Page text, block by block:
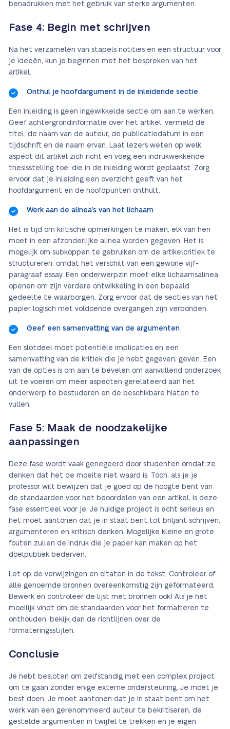
benadrukken met het gebruik van sterke argumenten.
Fase 4: Begin met schrijven
Na het verzamelen van stapels notities en een structuur voor
je ideeën, kun je beginnen met het bespreken van het
artikel.
Onthul je hoofdargument in de inleidende sectie
Een inleiding is geen ingewikkelde sectie om aan te werken.
Geef achtergrondinformatie over het artikel, vermeld de
titel, de naam van de auteur, de publicatiedatum in een
tijdschrift en de naam ervan. Laat lezers weten op welk
aspect dit artikel zich richt en voeg een indrukwekkende
thesisstelling toe, die in de inleiding wordt geplaatst. Zorg
ervoor dat je inleiding een overzicht geeft van het
hoofdargument en de hoofdpunten onthult.
Werk aan de alinea’s van het lichaam
Het is tijd om kritische opmerkingen te maken, elk van hen
moet in een afzonderlijke alinea worden gegeven. Het is
mogelijk om subkoppen te gebruiken om de artikelcritiek te
structureren, omdat het verschilt van een gewone vijf-
paragraaf essay. Een onderwerpzin moet elke lichaamsalinea
openen om zijn verdere ontwikkeling in een bepaald
gedeelte te waarborgen. Zorg ervoor dat de secties van het
papier logisch met voldoende overgangen zijn verbonden.
Geef een samenvatting van de argumenten
Een slotdeel moet potentiële implicaties en een
samenvatting van de kritiek die je hebt gegeven, geven. Een
van de opties is om aan te bevelen om aanvullend onderzoek
uit te voeren om meer aspecten gerelateerd aan het
onderwerp te bestuderen en de beschikbare hiaten te
vullen.
Fase 5: Maak de noodzakelijke
aanpassingen
Deze fase wordt vaak genegeerd door studenten omdat ze
denken dat het de moeite niet waard is. Toch, als je je
professor wilt bewijzen dat je goed op de hoogte bent van
de standaarden voor het beoordelen van een artikel, is deze
fase essentieel voor je. Je huidige project is echt serieus en
het moet aantonen dat je in staat bent tot briljant schrijven,
argumenteren en kritisch denken. Mogelijke kleine en grote
fouten zullen de indruk die je paper kan maken op het
doelpubliek bederven.
Let op de verwijzingen en citaten in de tekst. Controleer of
alle genoemde bronnen overeenkomstig zijn geformateerd.
Bewerk en controleer de lijst met bronnen ook! Als je het
moeilijk vindt om de standaarden voor het formatteren te
onthouden, bekijk dan de richtlijnen over de
formateringsstijlen.
Conclusie
Je hebt besloten om zelfstandig met een complex project
om te gaan zonder enige externe ondersteuning. Je moet je
best doen. Je moet aantonen dat je in staat bent om het
werk van een gerenommeerd auteur te bekritiseren, de
gestelde argumenten in twijfel te trekken en je eigen